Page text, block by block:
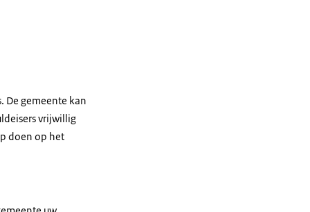
De gemeente kan
vrijwillig
doen op het